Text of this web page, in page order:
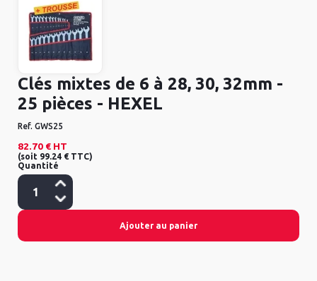
Clés mixtes de 6 à 28, 30, 32mm -
25 pièces - HEXEL
Ref. GWS25
82.70 € HT
(soit 99.24 € TTC)
Quantité
Ajouter au panier